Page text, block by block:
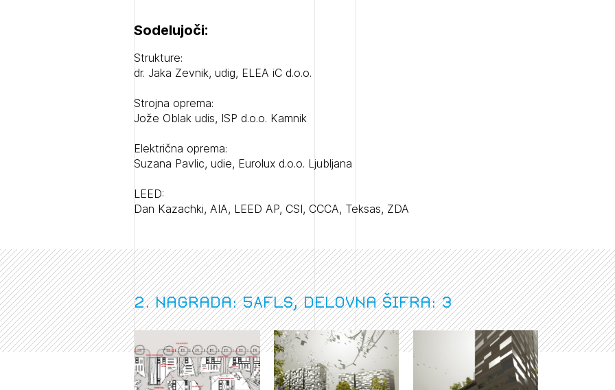
Sodelujoči:
Strukture:
dr. Jaka Zevnik, udig, ELEA iC d.o.o.
Strojna oprema:
Jože Oblak udis, ISP d.o.o. Kamnik
Električna oprema:
Suzana Pavlic, udie, Eurolux d.o.o. Ljubljana
LEED:
Dan Kazachki, AIA, LEED AP, CSI, CCCA, Teksas, ZDA
2. nagrada: 5AFLS, delovna šifra: 3